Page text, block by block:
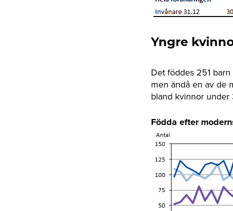
Yngre
Det föddes 251
men ändå en av de
bland kvinnor
Födda efter